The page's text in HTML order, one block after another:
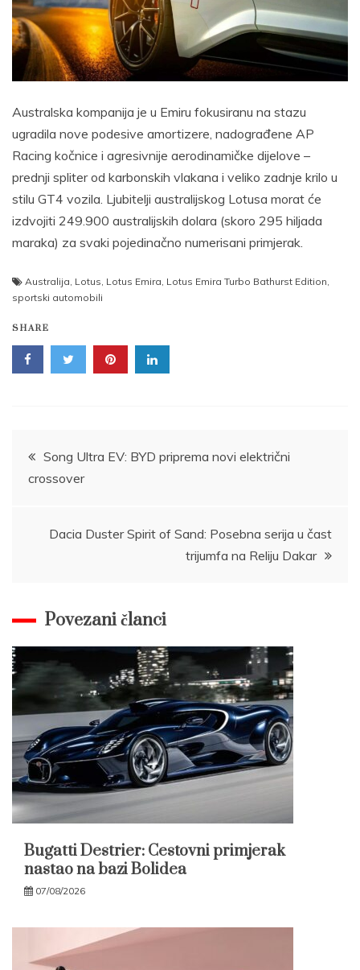
Australska kompanija je u Emiru fokusiranu na stazu
ugradila nove podesive amortizere, nadograđene AP
Racing kočnice i agresivnije aerodinamičke dijelove –
prednji spliter od karbonskih vlakana i veliko zadnje krilo u
stilu GT4 vozila. Ljubitelji australijskog Lotusa morat će
izdvojiti 249.900 australijskih dolara (skoro 295 hiljada
maraka) za svaki pojedinačno numerisani primjerak.
Australija, Lotus, Lotus Emira, Lotus Emira Turbo Bathurst Edition,
sportski automobili
SHARE
Post
navigation
Song Ultra EV: BYD priprema novi električni
crossover
Dacia Duster Spirit of Sand: Posebna serija u čast
trijumfa na Reliju Dakar
Povezani članci
Bugatti Destrier: Cestovni primjerak
nastao na bazi Bolidea
07/08/2026